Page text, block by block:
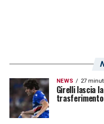
NEWS 27
Girelli lascia